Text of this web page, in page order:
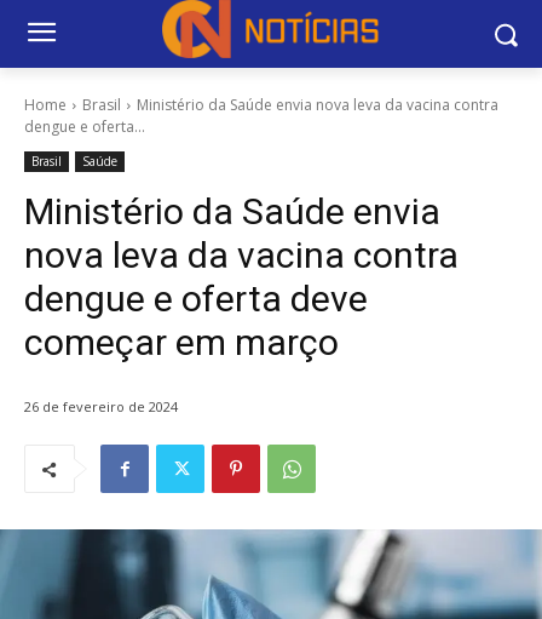
Home Brasil
Ministério da Saúde envia nova leva da vacina contra
dengue e oferta...
Brasil Saúde
Ministério da Saúde envia
nova leva da vacina contra
dengue e oferta deve
começar em março
26 de fevereiro de 2024